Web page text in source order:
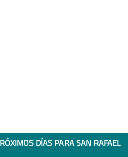
DÍAS PARA SAN RAFAEL